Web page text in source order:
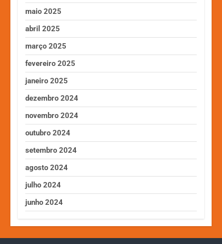
maio 2025
abril 2025
março 2025
fevereiro 2025
janeiro 2025
dezembro 2024
novembro 2024
outubro 2024
setembro 2024
agosto 2024
julho 2024
junho 2024